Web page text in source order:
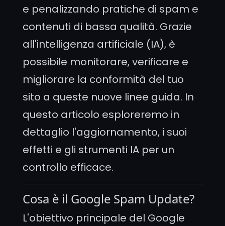
e penalizzando pratiche di spam e
contenuti di bassa qualità. Grazie
all'intelligenza artificiale (IA), è
possibile monitorare, verificare e
migliorare la conformità del tuo
sito a queste nuove linee guida. In
questo articolo esploreremo in
dettaglio l'aggiornamento, i suoi
effetti e gli strumenti IA per un
controllo efficace.
Cosa è il Google Spam Update?
L'obiettivo principale del Google